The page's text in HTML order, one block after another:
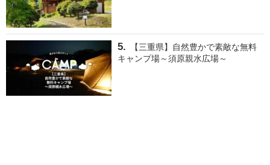
【三重県】自然豊かで素敵な無料
キャンプ場～須原親水広場～